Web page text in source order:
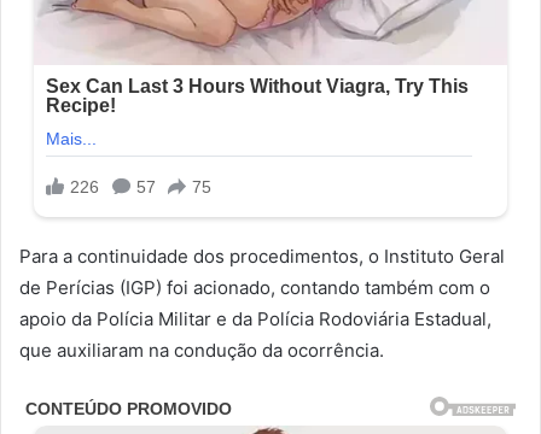
Para a continuidade dos procedimentos, o Instituto Geral
de Perícias (IGP) foi acionado, contando também com o
apoio da Polícia Militar e da Polícia Rodoviária Estadual,
que auxiliaram na condução da ocorrência.